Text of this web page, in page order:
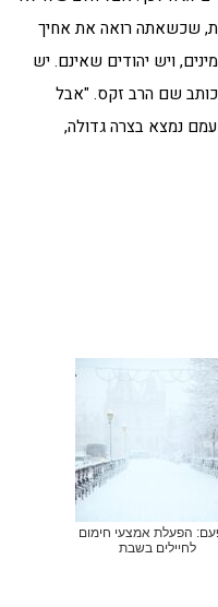
שכשאתה רואה את אחיך
ויש יהודים שאינם. יש
כותב שם הרב זקס. "אבל
נמצא בצרה גדולה,
הפעלת אמצעי חימום
לחיילים בשבת